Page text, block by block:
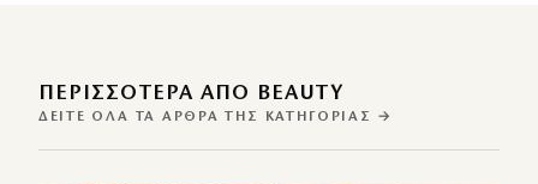
ΠΕΡΙΣΣΌΤΕΡΑ ΑΠΌ BEAUTY
ΔΕΊΤΕ ΌΛΑ ΤΑ ΆΡΘΡΑ ΤΗΣ ΚΑΤΗΓΟΡΊΑΣ →